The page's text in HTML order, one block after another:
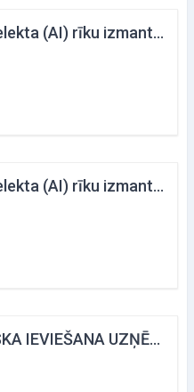
Advancēto mākslīgā intelekta (AI) rīku izmantošana izglītības procesā
Advancēto mākslīgā intelekta (AI) rīku izmantošana ikdienas darbam un biznesam_ARHĪVS
JAUNINĀJUMU PRAKTISKA IEVIEŠANA UZŅĒMUMU IZAUGSMEI DIGITĀLĀ VIDĒ